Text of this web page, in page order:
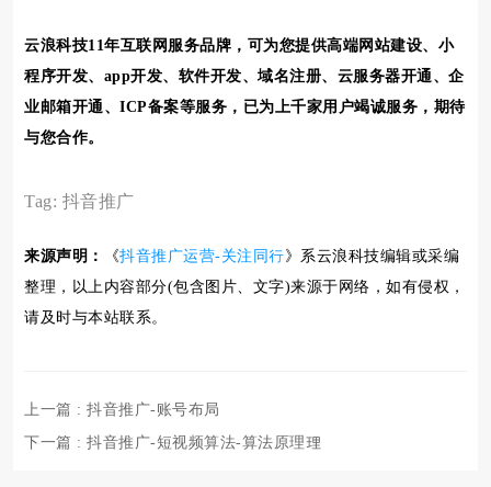
云浪科技11年互联网服务品牌，可为您提供高端网站建设、小
程序开发、app开发、软件开发、域名注册、云服务器开通、企
业邮箱开通、ICP备案等服务，已为上千家用户竭诚服务，期待
与您合作。
Tag: 抖音推广
来源声明： 《抖音推广运营-关注同行》系云浪科技编辑或采编
整理，以上内容部分(包含图片、文字)来源于网络，如有侵权，
请及时与本站联系。
上一篇 : 抖音推广-账号布局
下一篇 : 抖音推广-短视频算法-算法原理理